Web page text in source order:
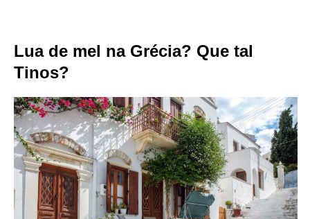
Lua de mel na Grécia? Que tal
Tinos?